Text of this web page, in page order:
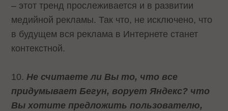
– этот тренд прослеживается и в развитии
медийной рекламы. Так что, не исключено, что
в будущем вся реклама в Интернете станет
контекстной.
10.Не считаете ли Вы то, что все
придумывает Бегун, ворует Яндекс? что
Вы хотите предложить пользователю,